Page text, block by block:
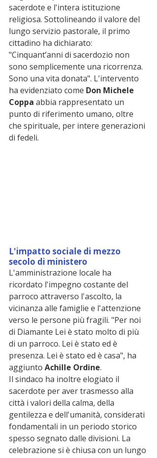
sacerdote e l'intera istituzione
religiosa. Sottolineando il valore del
lungo servizio pastorale, il primo
cittadino ha dichiarato:
"Cinquant’anni di sacerdozio non
sono semplicemente una ricorrenza.
Sono una vita donata". L'intervento
ha evidenziato come Don Michele
Coppa abbia rappresentato un
punto di riferimento umano, oltre
che spirituale, per intere generazioni
di fedeli.
L'impatto sociale di mezzo
secolo di ministero
L'amministrazione locale ha
ricordato l'impegno costante del
parroco attraverso l'ascolto, la
vicinanza alle famiglie e l'attenzione
verso le persone più fragili. "Per noi
di Diamante Lei è stato molto di più
di un parroco. Lei è stato ed è
presenza. Lei è stato ed è casa", ha
aggiunto Achille Ordine.
Il sindaco ha inoltre elogiato il
sacerdote per aver trasmesso alla
città i valori della calma, della
gentilezza e dell'umanità, considerati
fondamentali in un periodo storico
spesso segnato dalle divisioni. La
celebrazione si è chiusa con un lungo